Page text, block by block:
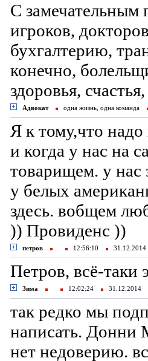
С
игроков,
бухгалтерию,
конечно,
здоровья,
Адвокат одна жизнь, одна команда
Я к тому,что надо
и когда у нас на
товарищем. у нас
у белых
здесь. вобщем
)) Провиденс ))
петров 12:56:10
Петров, всё-таки
Зима 12:02:24 31.12.2014
так редко мы
написать. Донни
нет недоверию.